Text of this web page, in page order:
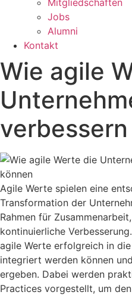
Mitgliedschaften
Jobs
Alumni
Kontakt
Wie agile
Agile Werte spielen eine
Transformation der
Rahmen für
kontinuierliche
agile Werte erfolgreich in
integriert werden können
ergeben. Dabei werden
Practices vorgestellt, um